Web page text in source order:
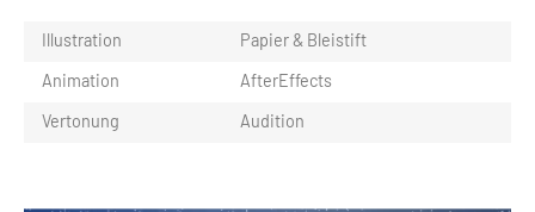
Illustration
Papier & Bleistift
Animation
AfterEffects
Vertonung
Audition